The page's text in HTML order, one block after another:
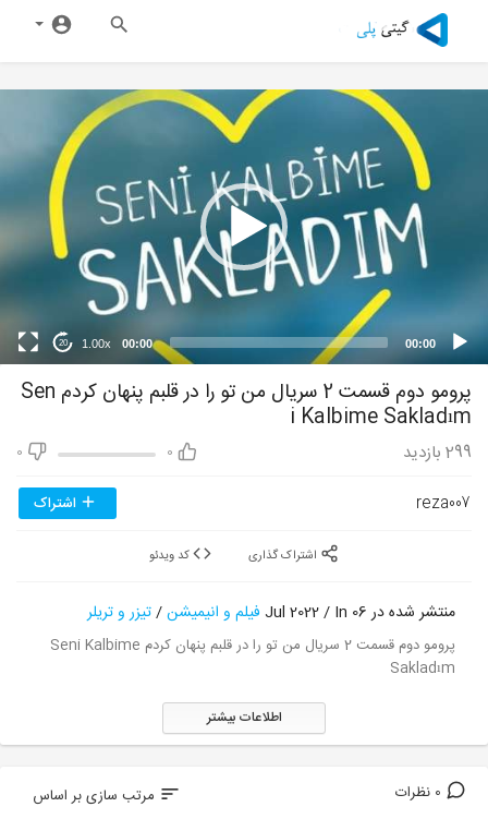
00:00
00:00
1.00x
20
پرومو دوم قسمت 2 سریال من تو را در قلبم پنهان کردم Sen
i Kalbime Sakladım
0
0 299 بازدید
reza007 اشتراک
منتشر شده در 06 Jul 2022 / In فیلم و انیمیشن/تیزر و تریلر
پرومو دوم قسمت 2 سریال من تو را در قلبم پنهان کردم Seni Kalbime
Sakladım
اطلاعات بیشتر
sort مرتب سازی بر اساس